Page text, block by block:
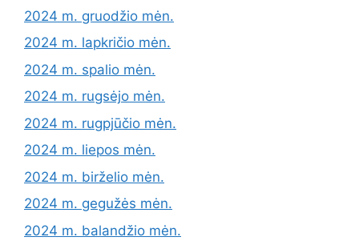
2024 m. gruodžio mėn.
2024 m. lapkričio mėn.
2024 m. spalio mėn.
2024 m. rugsėjo mėn.
2024 m. rugpjūčio mėn.
2024 m. liepos mėn.
2024 m. birželio mėn.
2024 m. gegužės mėn.
2024 m. balandžio mėn.